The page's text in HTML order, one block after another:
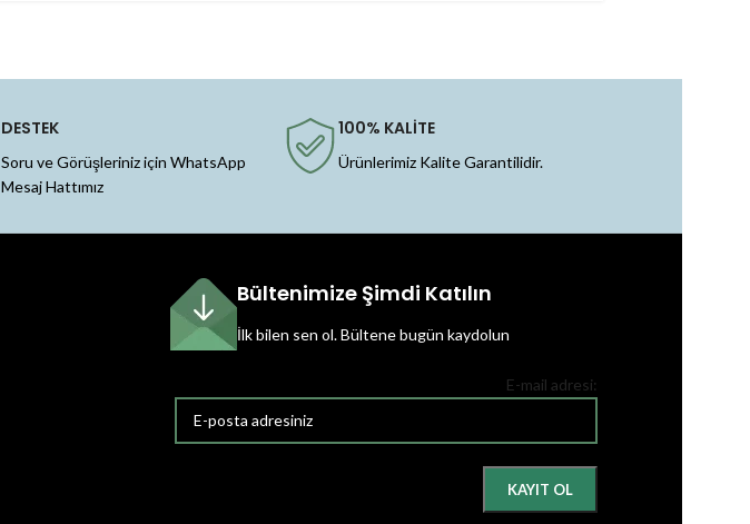
DESTEK
Soru ve Görüşleriniz için WhatsApp
Mesaj Hattımız
100% KALİTE
Ürünlerimiz Kalite Garantilidir.
Bültenimize Şimdi Katılın
İlk bilen sen ol.Bültene bugün kaydolun
E-mail adresi: